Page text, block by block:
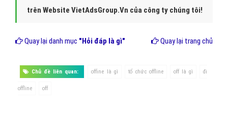
trên Website VietAdsGroup.Vn của công ty chúng tôi!
Quay lại danh mục "Hỏi đáp là gì" Quay lại trang chủ
Chủ đề liên quan: offine là gì tổ chức offline off là gì đi
offline off